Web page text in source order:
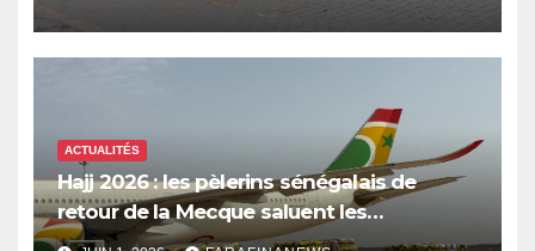
ACTUALITÉS
Hajj 2026 : les pèlerins sénégalais de
retour de la Mecque saluent les
innovations d’Air Sénégal SA